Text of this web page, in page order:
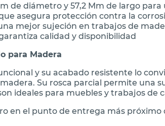
de diámetro y 57,2 Mm de largo
asegura protección contra la
mejor sujeción en trabajos de
calidad y disponibilidad
para Madera
y su acabado resistente lo
Su rosca parcial permite una
ideales para muebles y trabajos de
en el punto de entrega más próximo